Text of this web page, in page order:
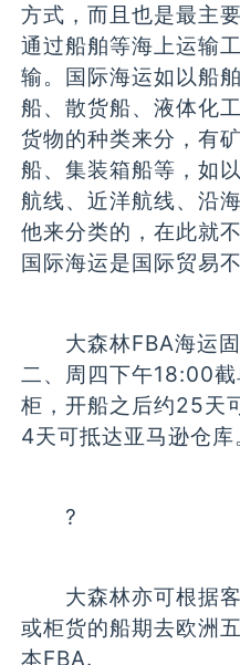
方式，而且也是最主
通过船舶等海上运输
输。国际海运如以船
船、散货船、液体化
货物的种类来分，有
船、集装箱船等，如
航线、近洋航线、沿
他来分类的，在此就
国际海运是国际贸易
大森林FBA海运固
二、周四下午18:00
柜，开船之后约25天
4天可抵达亚马逊仓库
?
大森林亦可根据客
或柜货的船期去欧洲
本FBA.